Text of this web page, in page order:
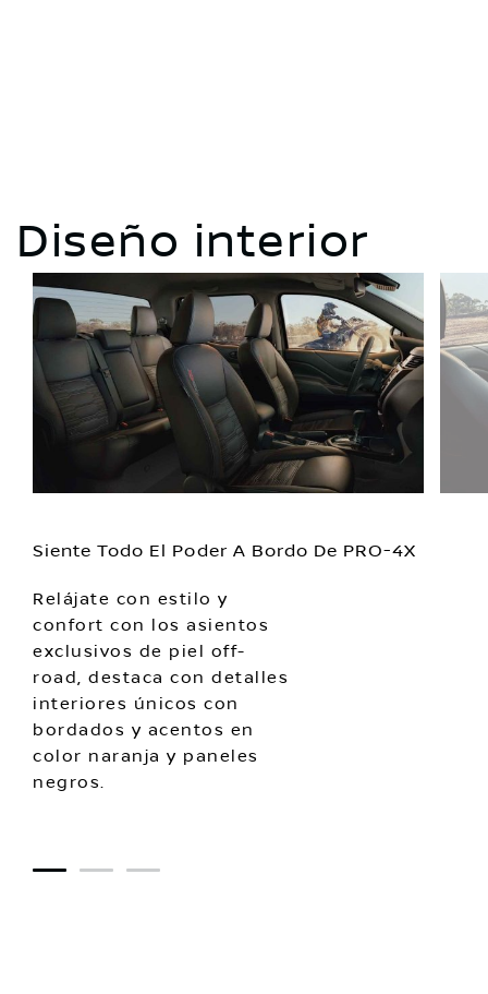
Diseño interior
Siente Todo El Poder A Bordo De PRO-4X
Relájate con estilo y
confort con los asientos
exclusivos de piel off-
road, destaca con detalles
interiores únicos con
bordados y acentos en
color naranja y paneles
negros.
1 2 3